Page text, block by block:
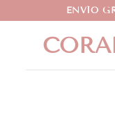
contenido
ENVÍO